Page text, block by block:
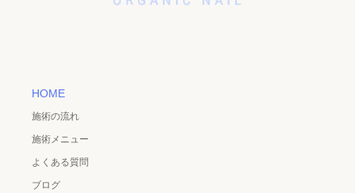
HOME
施術の流れ
施術メニュー
よくある質問
ブログ